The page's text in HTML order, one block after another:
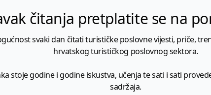
čitanja pretplatite se na
svaki dan čitati turističke poslovne vijesti, priče,
hrvatskog turističkog poslovnog sektora.
stoje godine i godine iskustva, učenja te sati i sati
sadržaja.